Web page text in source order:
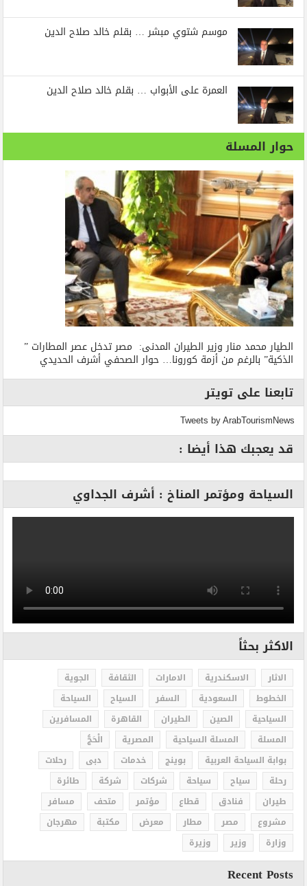
موسم شتوي مبشر … بقلم خالد صلاح الدين
العمرة على الأبواب … بقلم خالد صلاح الدين
حوار المسلة
الطيار محمد منار وزير الطيران المدنى: مصر تدخل عصر المطارات ”
الذكية” بالرغم من أزمة كورونا… حوار الصحفي أشرف الحديدي
تابعنا على تويتر
Tweets by ArabTourismNews
قد يعجبك هذا أيضا :
السياحة ومؤتمر المناخ : أشرف الجداوي
الاكثر بحثاً
الاثار الاسكندرية الامارات الثقافة
الجوية
الخطوط
السعودية السفر السياح
السياحة
السياحية
الصين الطيران القاهرة
المسافرين
المسلة
المسلة السياحية المصرية
الْحَجُّ
بوابة السياحة العربية
بوينج خدمات دبى
رحلات
رحلة
سياح سياحة شركات شركة
طائرة
طيران
فنادق قطاع مؤتمر متحف
مسافر
مشروع
مصر مطار معرض مكتبة
مهرجان
وزارة
وزير وزيرة
Recent Posts